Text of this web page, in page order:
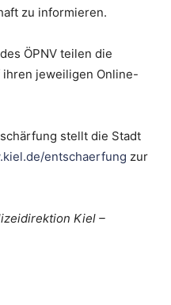
zu informieren.
ÖPNV teilen die
jeweiligen Online-
stellt die Stadt
entschaerfung zur
Kiel –